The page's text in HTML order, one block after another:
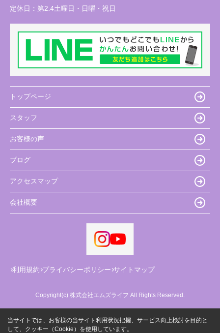
定休日： 第2.4土曜日・日曜・祝日
トップページ
スタッフ
お客様の声
ブログ
アクセスマップ
会社概要
利用規約 プライバシーポリシー サイトマップ
Copyright(c) 株式会社エムズライフ All Rights Reserved.
当サイトでは、お客様の当サイト利用状況把握、サービス向上検討を目的と
して、クッキー（Cookie）を使用しています。